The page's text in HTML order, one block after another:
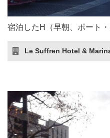
宿泊したH（早朝、ポート
Le Suffren Hotel &